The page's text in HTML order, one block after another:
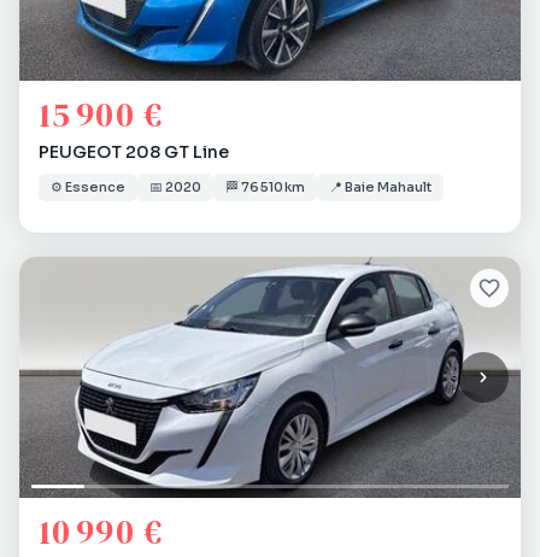
15 900 €
PEUGEOT 208 GT Line
⚙️ Essence 📅 2020 🏁 76 510 km 📍 Baie Mahault
10 990 €